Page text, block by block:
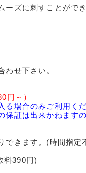
ーズに刺すことがで
せ下さい。
円～）
場合のみご利用くだ
証は出来かねます
できます。(時間指定
料390円)